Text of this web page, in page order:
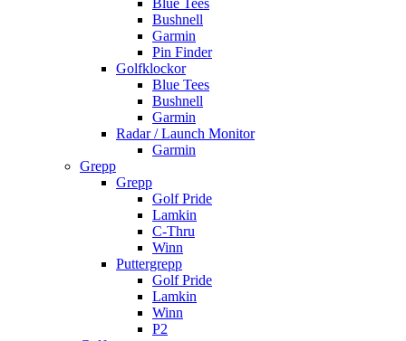
Bushnell
Garmin
Pin Finder
Golfklockor
Blue Tees
Bushnell
Garmin
Radar / Launch Monitor
Garmin
Grepp
Grepp
Golf Pride
Lamkin
C-Thru
Winn
Puttergrepp
Golf Pride
Lamkin
Winn
P2